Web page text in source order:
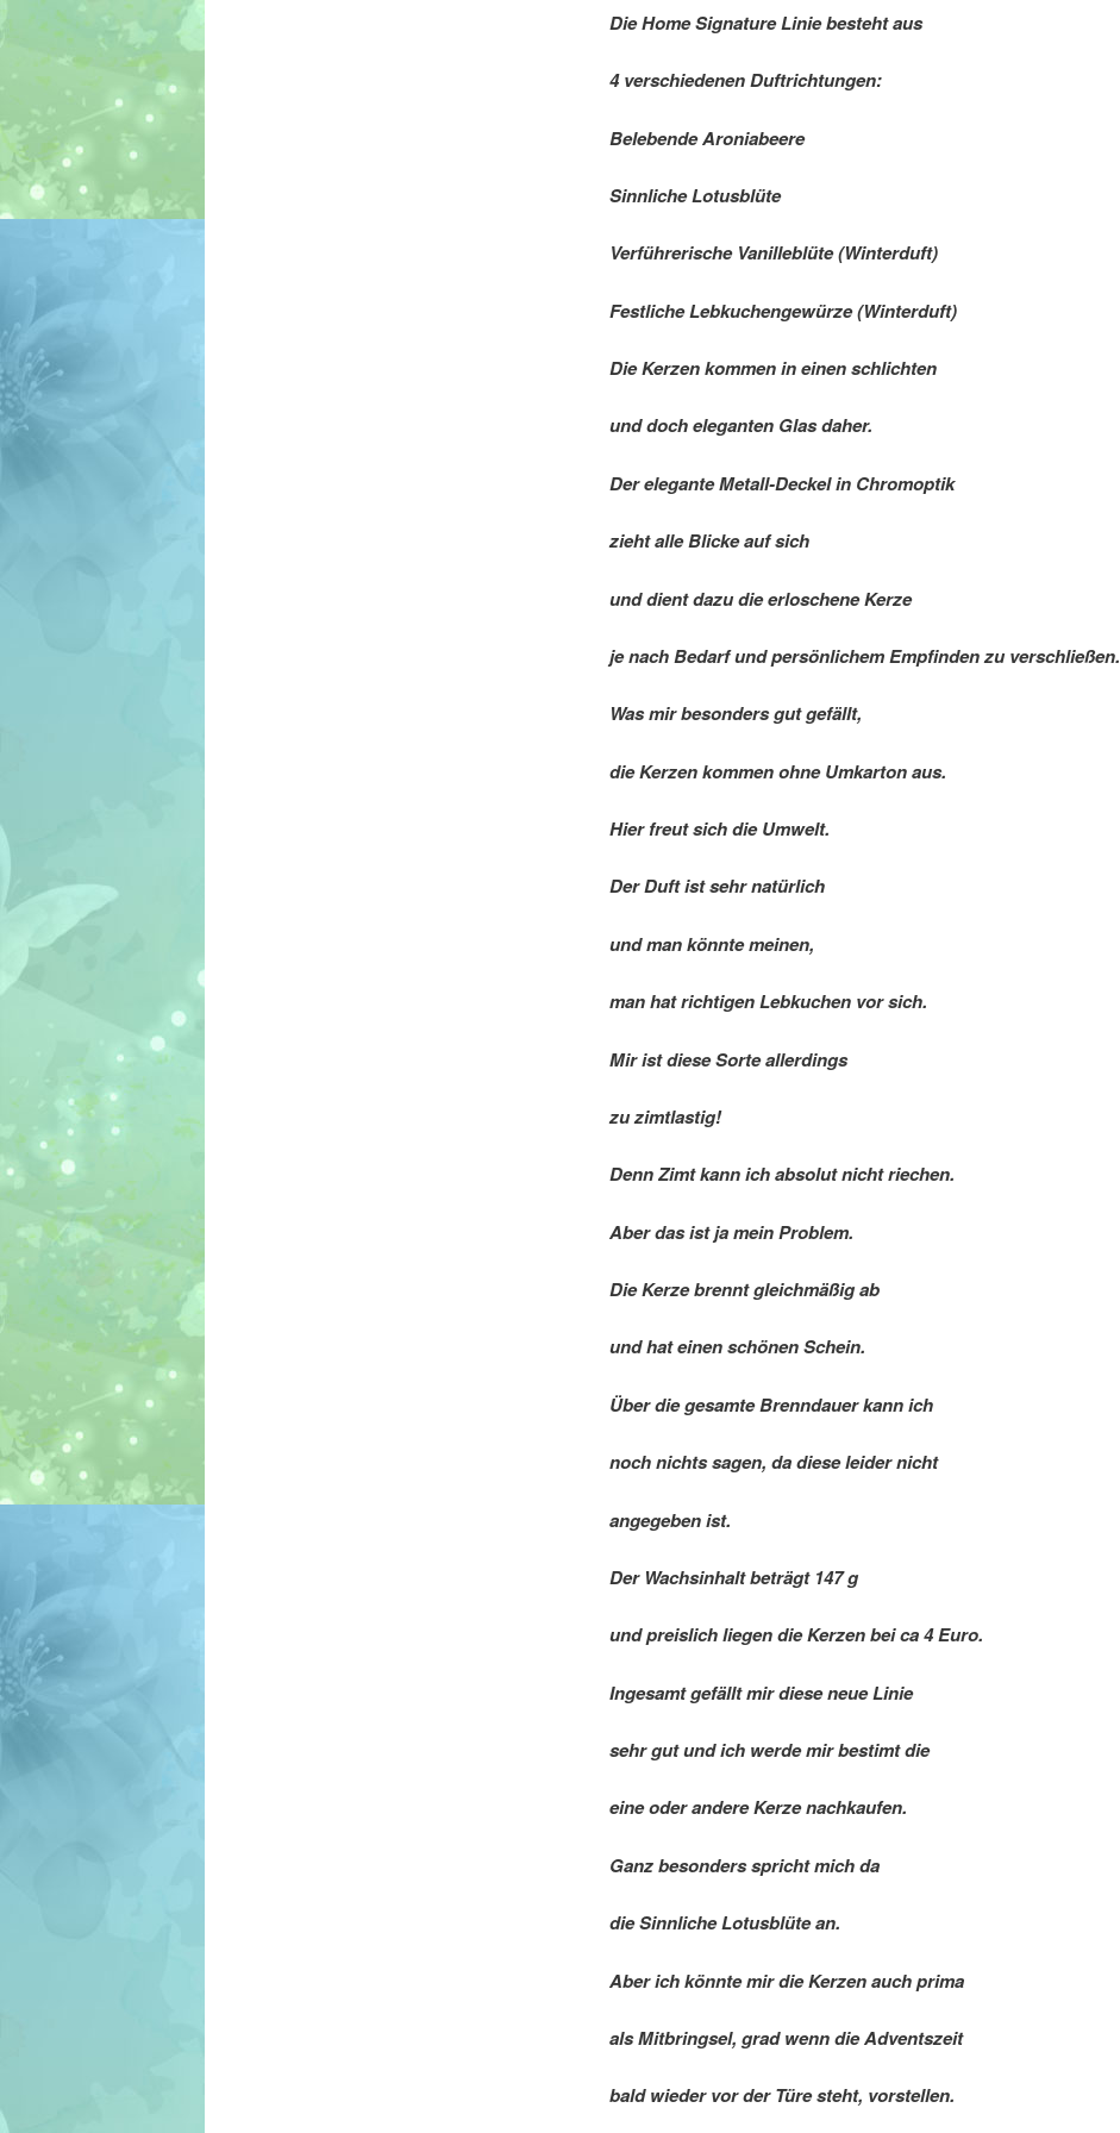
Die Home Signature Linie besteht aus
4 verschiedenen Duftrichtungen:
Belebende Aroniabeere
Sinnliche Lotusblüte
Verführerische Vanilleblüte (Winterduft)
Festliche Lebkuchengewürze (Winterduft)
Die Kerzen kommen in einen schlichten
und doch eleganten Glas daher.
Der elegante Metall-Deckel in Chromoptik
zieht alle Blicke auf sich
und dient dazu die erloschene Kerze
je nach Bedarf und persönlichem Empfinden zu verschließen.
Was mir besonders gut gefällt,
die Kerzen kommen ohne Umkarton aus.
Hier freut sich die Umwelt.
Der Duft ist sehr natürlich
und man könnte meinen,
man hat richtigen Lebkuchen vor sich.
Mir ist diese Sorte allerdings
zu zimtlastig!
Denn Zimt kann ich absolut nicht riechen.
Aber das ist ja mein Problem.
Die Kerze brennt gleichmäßig ab
und hat einen schönen Schein.
Über die gesamte Brenndauer kann ich
noch nichts sagen, da diese leider nicht
angegeben ist.
Der Wachsinhalt beträgt 147 g
und preislich liegen die Kerzen bei ca 4 Euro.
Ingesamt gefällt mir diese neue Linie
sehr gut und ich werde mir bestimt die
eine oder andere Kerze nachkaufen.
Ganz besonders spricht mich da
die Sinnliche Lotusblüte an.
Aber ich könnte mir die Kerzen auch prima
als Mitbringsel, grad wenn die Adventszeit
bald wieder vor der Türe steht, vorstellen.